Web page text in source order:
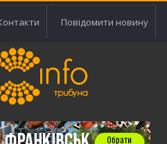
Повідомити новину